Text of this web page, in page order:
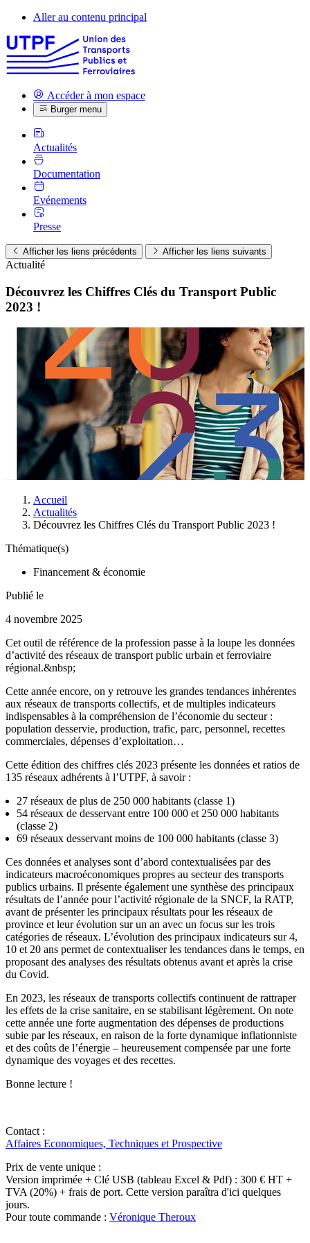
Aller au contenu principal
Accéder à mon espace
Burger menu
Actualités
Documentation
Evénements
Presse
Afficher les liens précédents Afficher les liens suivants
Actualité
Découvrez les Chiffres Clés du Transport Public
2023 !
Accueil
Actualités
Découvrez les Chiffres Clés du Transport Public 2023 !
Thématique(s)
Financement & économie
Publié le
4 novembre 2025
Cet outil de référence de la profession passe à la loupe les données
d’activité des réseaux de transport public urbain et ferroviaire
régional.&nbsp;
Cette année encore, on y retrouve les grandes tendances inhérentes
aux réseaux de transports collectifs, et de multiples indicateurs
indispensables à la compréhension de l’économie du secteur :
population desservie, production, trafic, parc, personnel, recettes
commerciales, dépenses d’exploitation…
Cette édition des chiffres clés 2023 présente les données et ratios de
135 réseaux adhérents à l’UTPF, à savoir :
27 réseaux de plus de 250 000 habitants (classe 1)
54 réseaux de desservant entre 100 000 et 250 000 habitants
(classe 2)
69 réseaux desservant moins de 100 000 habitants (classe 3)
Ces données et analyses sont d’abord contextualisées par des
indicateurs macroéconomiques propres au secteur des transports
publics urbains. Il présente également une synthèse des principaux
résultats de l’année pour l’activité régionale de la SNCF, la RATP,
avant de présenter les principaux résultats pour les réseaux de
province et leur évolution sur un an avec un focus sur les trois
catégories de réseaux. L’évolution des principaux indicateurs sur 4,
10 et 20 ans permet de contextualiser les tendances dans le temps, en
proposant des analyses des résultats obtenus avant et après la crise
du Covid.
En 2023, les réseaux de transports collectifs continuent de rattraper
les effets de la crise sanitaire, en se stabilisant légèrement. On note
cette année une forte augmentation des dépenses de productions
subie par les réseaux, en raison de la forte dynamique inflationniste
et des coûts de l’énergie – heureusement compensée par une forte
dynamique des voyages et des recettes.
Bonne lecture !
Contact :
Affaires Economiques, Techniques et Prospective
Prix de vente unique :
Version imprimée + Clé USB (tableau Excel & Pdf) : 300 € HT +
TVA (20%) + frais de port. Cette version paraîtra d'ici quelques
jours.
Pour toute commande : Véronique Theroux